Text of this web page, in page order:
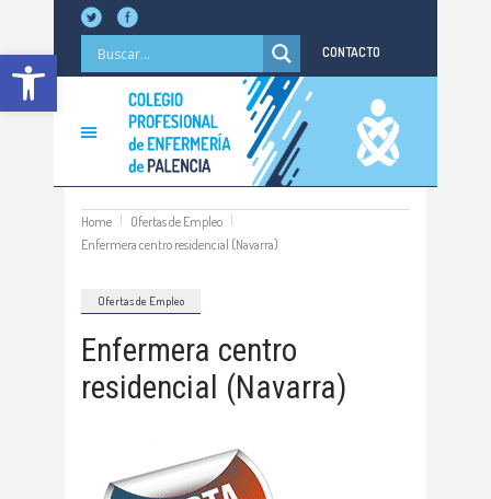
Abrir barra de herramientas CONTACTO
Home
Ofertas de Empleo
Enfermera centro residencial (Navarra)
Ofertas de Empleo
Enfermera centro
residencial (Navarra)